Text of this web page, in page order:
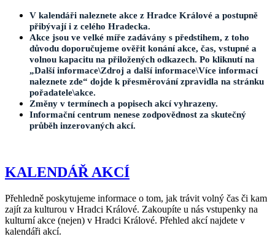
V kalendáři naleznete akce z Hradce Králové a postupně
přibývají i z celého Hradecka.
Akce jsou ve velké míře zadávány s předstihem, z toho
důvodu doporučujeme ověřit konání akce, čas, vstupné a
volnou kapacitu na přiložených odkazech. Po kliknutí na
„Další informace\Zdroj a další informace\Více informací
naleznete zde“ dojde k přesměrování zpravidla na stránku
pořadatele\akce.
Změny v termínech a popisech akcí vyhrazeny.
Informační centrum nenese zodpovědnost za skutečný
průběh inzerovaných akcí.
KALENDÁŘ AKCÍ
Přehledně poskytujeme informace o tom, jak trávit volný čas či kam
zajít za kulturou v Hradci Králové. Zakoupíte u nás vstupenky na
kulturní akce (nejen) v Hradci Králové. Přehled akcí najdete v
kalendáři akcí.